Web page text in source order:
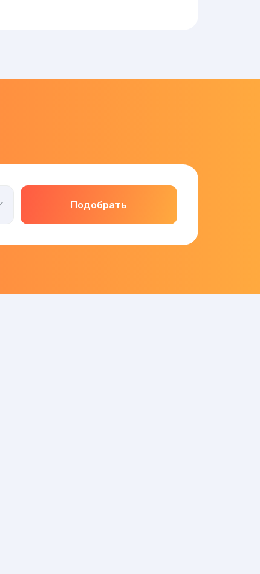
Подобрать